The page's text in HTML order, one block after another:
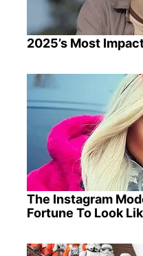
2025’s Most
The Instagram
Fortune To Look